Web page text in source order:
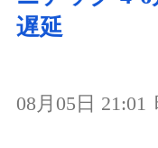
遅延
08月05日 21:01